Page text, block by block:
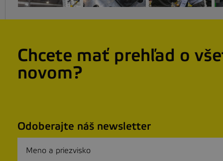
Chcete mať prehľad o
novom?
Odoberajte náš newsletter